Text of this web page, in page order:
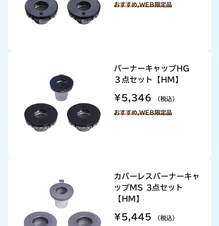
おすすめ,WEB限定品
バーナーキャップHG
３点セット【HM】
¥5,346 （税込）
おすすめ,WEB限定品
カバーレスバーナーキャ
ップMS 3点セット
【HM】
¥5,445 （税込）